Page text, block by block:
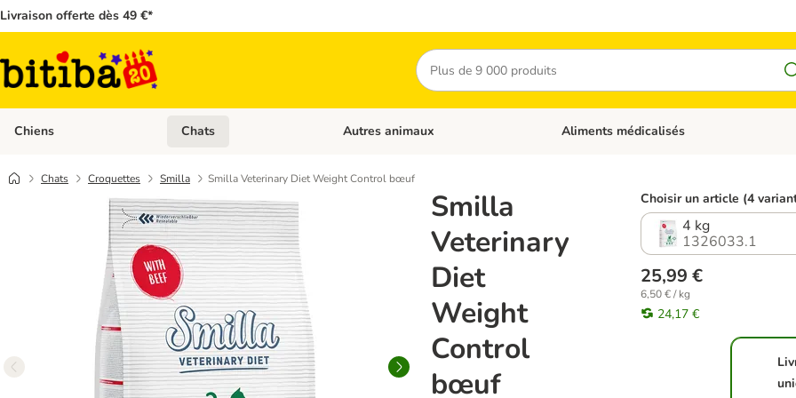
Livraison offerte dès 49 €*
Rechercher
Chiens Dérouler les catégories: Chiens
Chats Dérouler les catégories: Chats
Autres animaux Dérouler les catégories: Autres animaux
Aliments médicalisés
Chats Croquettes Smilla Smilla Veterinary Diet Weight Control bœuf
Smilla
Veterinary
Diet
Weight
Control
bœuf
Choisir un article (4
4 kg
1326033.1
25,99 €
6,50 € / kg
24,17 €